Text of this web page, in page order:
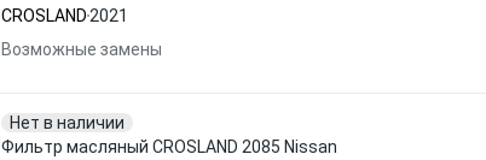
CROSLAND 2021
Возможные замены
Нет в наличии
Фильтр масляный CROSLAND 2085 Nissan